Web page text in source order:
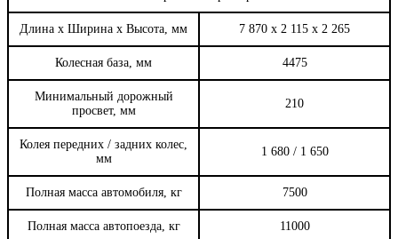
Длина х Ширина х Высота, мм 7 870 х 2 115 х 2 265
Колесная база, мм 4475
Минимальный дорожный
просвет, мм
210
Колея передних / задних колес,
мм
1 680 / 1 650
Полная масса автомобиля, кг 7500
Полная масса автопоезда, кг 11000